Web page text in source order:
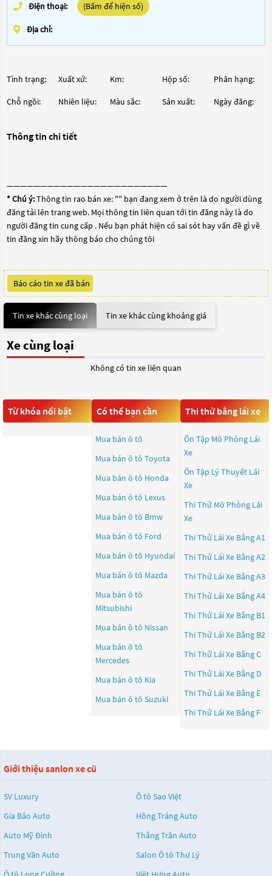
Điện thoại: (Bấm để hiện số)
Địa chỉ:
Tình trạng: Xuất xứ: Km: Hộp số: Phân hạng:
Chỗ ngồi: Nhiên liệu: Màu sắc: Sản xuất: Ngày đăng:
Thông tin chi tiết
————————————————————————
* Chú ý:Thông tin rao bán xe: "" bạn đang xem ở trên là do người dùng
đăng tải lên trang web. Mọi thông tin liên quan tới tin đăng này là do
người đăng tin cung cấp . Nếu bạn phát hiện có sai sót hay vấn đề gì về
tin đăng xin hãy thông báo cho chúng tôi
Báo cáo tin xe đã bán
Tin xe khác cùng loại Tin xe khác cùng khoảng giá
Xe cùng loại
Không có tin xe liên quan
Từ khóa nổi bật Có thể bạn cần
Mua bán ô tô
Mua bán ô tô Toyota
Mua bán ô tô Honda
Mua bán ô tô Lexus
Mua bán ô tô Bmw
Mua bán ô tô Ford
Mua bán ô tô Hyundai
Mua bán ô tô Mazda
Mua bán ô tô
Mitsubishi
Mua bán ô tô Nissan
Mua bán ô tô
Mercedes
Mua bán ô tô Kia
Mua bán ô tô Suzuki
Thi thử bằng lái xe
Ôn Tập Mô Phỏng Lái
Xe
Ôn Tập Lý Thuyết Lái
Xe
Thi Thử Mô Phỏng Lái
Xe
Thi Thử Lái Xe Bằng A1
Thi Thử Lái Xe Bằng A2
Thi Thử Lái Xe Bằng A3
Thi Thử Lái Xe Bằng A4
Thi Thử Lái Xe Bằng B1
Thi Thử Lái Xe Bằng B2
Thi Thử Lái Xe Bằng C
Thi Thử Lái Xe Bằng D
Thi Thử Lái Xe Bằng E
Thi Thử Lái Xe Bằng F
Giới thiệu sanlon xe cũ
SV Luxury
Ô tô Sao Việt
Gia Bảo Auto
Hồng Tráng Auto
Auto Mỹ Đình
Thắng Trần Auto
Trung Văn Auto
Salon Ô tô Thư Lý